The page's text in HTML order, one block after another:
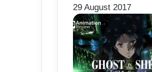
29 August 2017